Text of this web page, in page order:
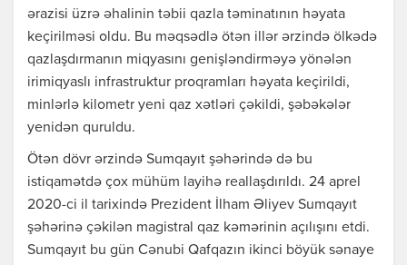
ərazisi üzrə əhalinin təbii qazla təminatının həyata
keçirilməsi oldu. Bu məqsədlə ötən illər ərzində ölkədə
qazlaşdırmanın miqyasını genişləndirməyə yönələn
irimiqyaslı infrastruktur proqramları həyata keçirildi,
minlərlə kilometr yeni qaz xətləri çəkildi, şəbəkələr
yenidən quruldu.
Ötən dövr ərzində Sumqayıt şəhərində də bu
istiqamətdə çox mühüm layihə reallaşdırıldı. 24 aprel
2020-ci il tarixində Prezident İlham Əliyev Sumqayıt
şəhərinə çəkilən magistral qaz kəmərinin açılışını etdi.
Sumqayıt bu gün Cənubi Qafqazın ikinci böyük sənaye